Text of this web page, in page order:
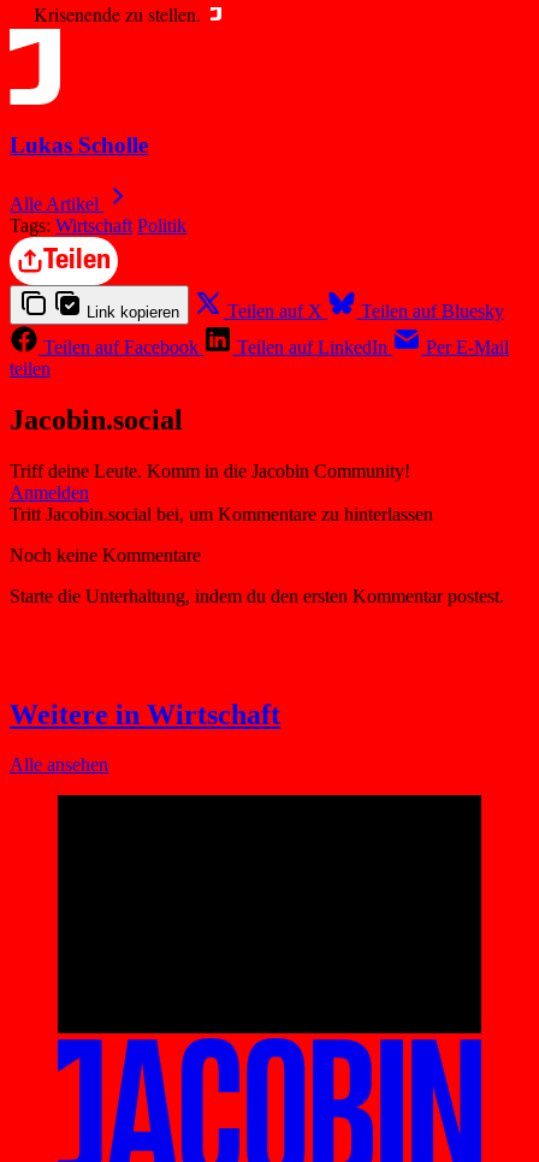
Krisenende zu stellen.
Lukas Scholle
Alle Artikel
Tags: Wirtschaft Politik
Teilen
Link kopieren Teilen auf X
Teilen auf Bluesky
Teilen auf Facebook
Teilen auf LinkedIn
Per E-Mail
teilen
Jacobin.social
Triff deine Leute. Komm in die Jacobin Community!
Weitere in Wirtschaft
Alle ansehen